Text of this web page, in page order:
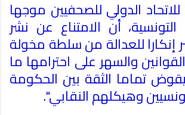
الدولي للصحفيين موجها
أن الامتناع عن نشر
إنكارا للعدالة من سلطة مخولة
والسهر على احترامها ما
تماما الثقة بين الحكومة
وهيكلهم النقابي".